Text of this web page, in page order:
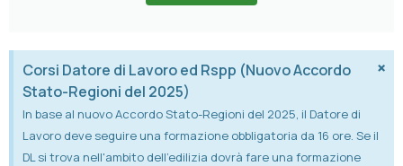
Corsi Datore di Lavoro ed Rspp (Nuovo Accordo
Stato-Regioni del 2025)
In base al nuovo Accordo Stato-Regioni del 2025, il Datore di
Lavoro deve seguire una formazione obbligatoria da 16 ore. Se il
DL si trova nell'ambito dell'edilizia dovrà fare una formazione
×